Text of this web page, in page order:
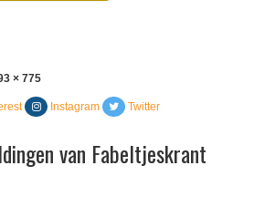
× 775
Instagram Twitter
van Fabeltjeskrant